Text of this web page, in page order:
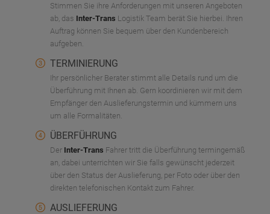
Stimmen Sie ihre Anforderungen mit unseren Angeboten
ab, das Inter-Trans Logistik Team berät Sie hierbei. Ihren
Auftrag können Sie bequem über den Kundenbereich
aufgeben.
TERMINIERUNG
Ihr persönlicher Berater stimmt alle Details rund um die
Überführung mit Ihnen ab. Gern koordinieren wir mit dem
Empfänger den Auslieferungstermin und kümmern uns
um alle Formalitäten.
ÜBERFÜHRUNG
Der Inter-Trans Fahrer tritt die Überführung termingemäß
an, dabei unterrichten wir Sie falls gewünscht jederzeit
über den Status der Auslieferung, per Foto oder über den
direkten telefonischen Kontakt zum Fahrer.
AUSLIEFERUNG